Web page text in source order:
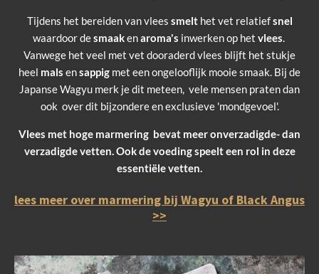
Tijdens het bereiden van vlees smelthet vet relatiefsnel
waardoor desmaakenaroma's inwerken op het vlees.
Vanwege het veel met vet dooraderd vlees blijft het stukje
heel mals ensappig met een ongelooflijk mooie smaak. Bij de
Japanse Wagyu merk je dit meteen, vele mensen praten dan
ook over dit bijzondere en exclusieve 'mondgevoel'.
Vlees met hoge marmering bevat meer onverzadigde- dan
verzadigde vetten. Ook de voeding speelt een rol in deze
essentiële vetten.
lees meer over marmering bij Wagyu of Black Angus
>>